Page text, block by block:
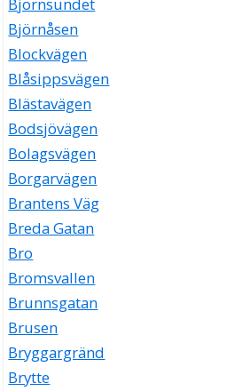
Björnsundet
Björnåsen
Blockvägen
Blåsippsvägen
Blästavägen
Bodsjövägen
Bolagsvägen
Borgarvägen
Brantens Väg
Breda Gatan
Bro
Bromsvallen
Brunnsgatan
Brusen
Bryggargränd
Brytte